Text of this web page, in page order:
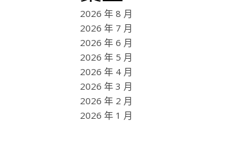
2026 年 8 月
2026 年 7 月
2026 年 6 月
2026 年 5 月
2026 年 4 月
2026 年 3 月
2026 年 2 月
2026 年 1 月